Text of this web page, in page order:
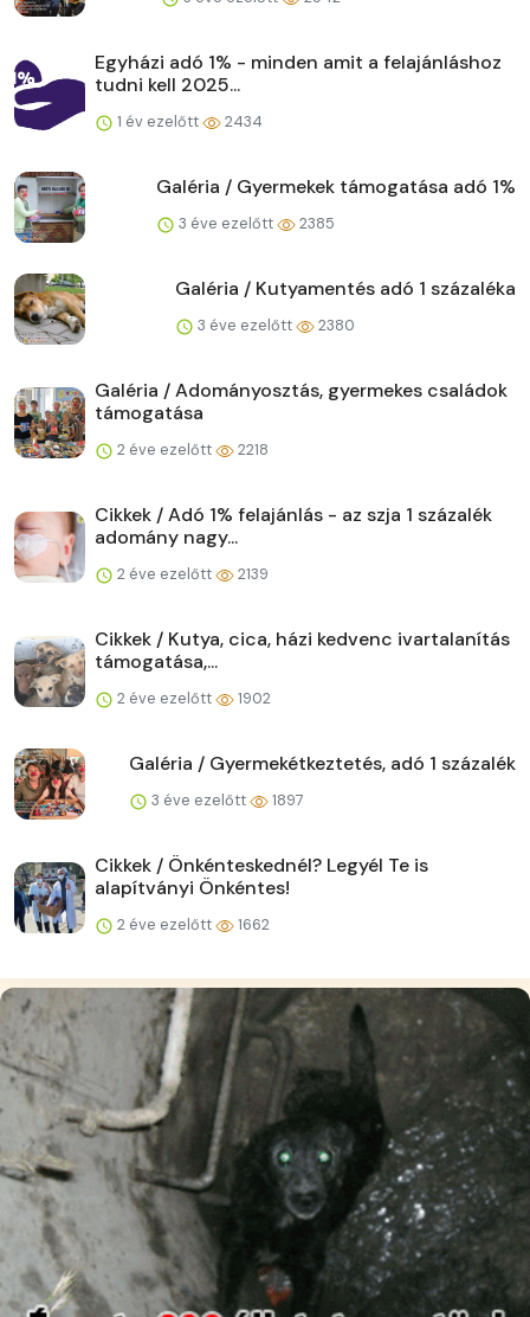
Egyházi adó 1% - minden amit a felajánláshoz
tudni kell 2025...
1 év ezelőtt 2434
Galéria / Gyermekek támogatása adó 1%
3 éve ezelőtt 2385
Galéria / Kutyamentés adó 1 százaléka
3 éve ezelőtt 2380
Galéria / Adományosztás, gyermekes családok
támogatása
2 éve ezelőtt 2218
Cikkek / Adó 1% felajánlás - az szja 1 százalék
adomány nagy...
2 éve ezelőtt 2139
Cikkek / Kutya, cica, házi kedvenc ivartalanítás
támogatása,...
2 éve ezelőtt 1902
Galéria / Gyermekétkeztetés, adó 1 százalék
3 éve ezelőtt 1897
Cikkek / Önkénteskednél? Legyél Te is
alapítványi Önkéntes!
2 éve ezelőtt 1662